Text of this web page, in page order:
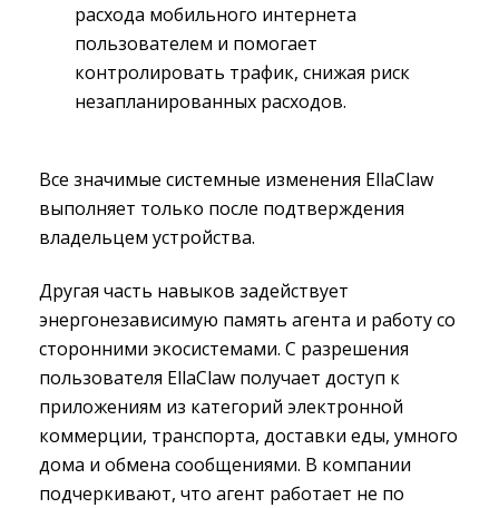
расхода мобильного интернета
пользователем и помогает
контролировать трафик, снижая риск
незапланированных расходов.
Все значимые системные изменения EllaClaw
выполняет только после подтверждения
владельцем устройства.
Другая часть навыков задействует
энергонезависимую память агента и работу со
сторонними экосистемами. С разрешения
пользователя EllaClaw получает доступ к
приложениям из категорий электронной
коммерции, транспорта, доставки еды, умного
дома и обмена сообщениями. В компании
подчеркивают, что агент работает не по